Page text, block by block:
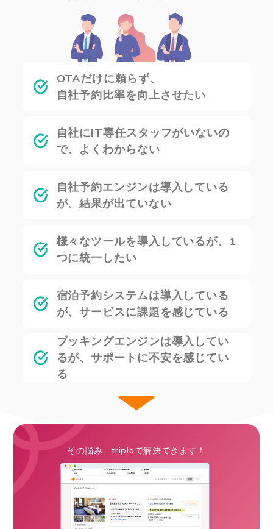
OTAだけに頼らず、
自社予約比率を向上させたい
自社にIT専任スタッフがいないの
で、よくわからない
自社予約エンジンは導入している
が、結果が出ていない
様々なツールを導入しているが、1
つに統一したい
宿泊予約システムは導入している
が、サービスに課題を感じている
ブッキングエンジンは導入してい
るが、サポートに不安を感じてい
る
その悩み、triplaで解決できます！